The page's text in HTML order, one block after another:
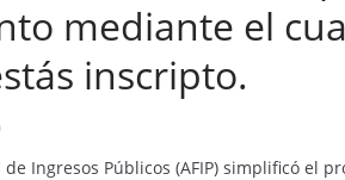
mediante el
inscripto.
Ingresos Públicos (AFIP) simplificó el